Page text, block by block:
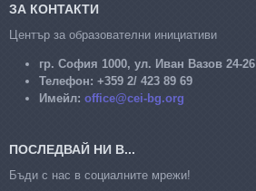
ЗА КОНТАКТИ
Център за образователни инициативи
гр. София 1000, ул. Иван Вазов 24-26
Телефон: +359 2/ 423 89 69
Имейл: office@cei-bg.org
ПОСЛЕДВАЙ НИ В...
Бъди с нас в социалните мрежи!